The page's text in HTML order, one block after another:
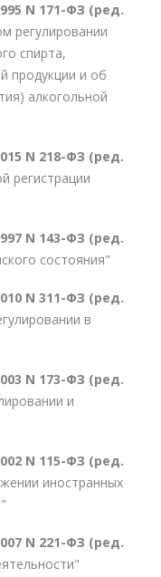
N 171-ФЗ (ред.
регулировании
спирта,
продукции и об
алкогольной
N 218-ФЗ (ред.
регистрации
N 143-ФЗ (ред.
состояния"
N 311-ФЗ (ред.
в
N 173-ФЗ (ред.
и
N 115-ФЗ (ред.
иностранных
N 221-ФЗ (ред.